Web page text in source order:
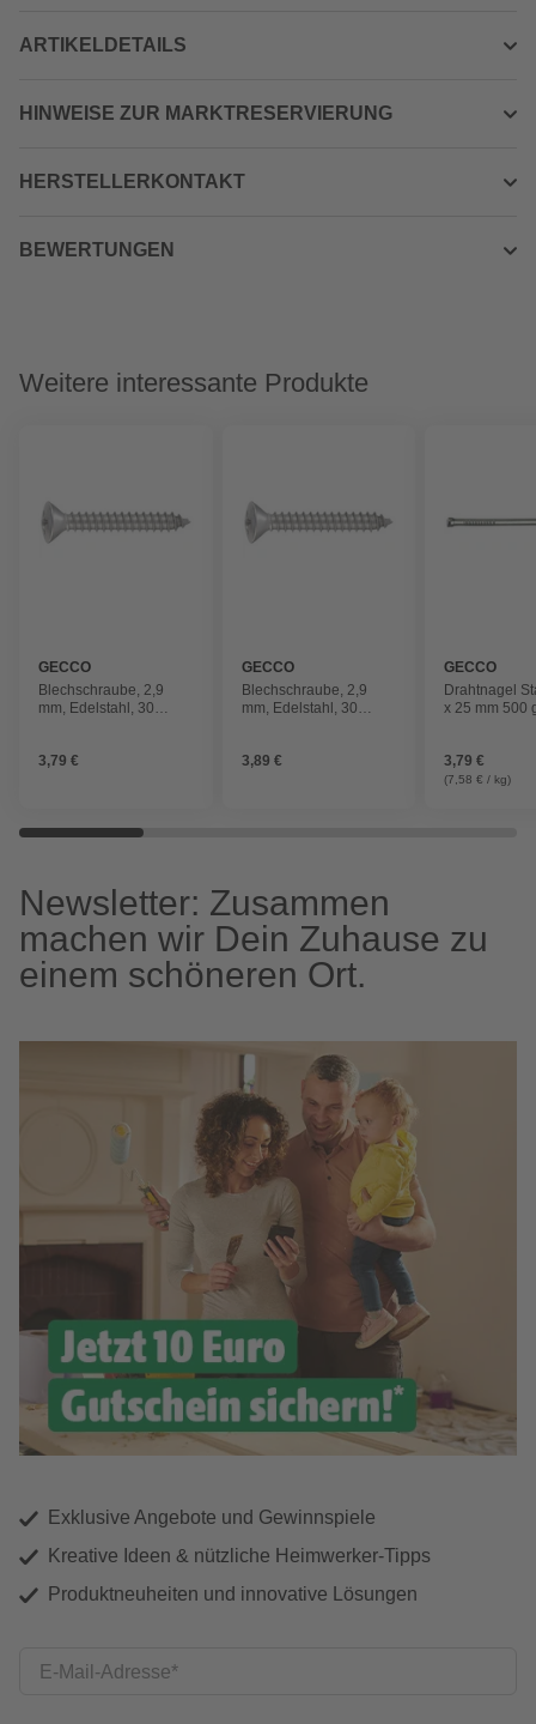
ARTIKELDETAILS
HINWEISE ZUR MARKTRESERVIERUNG
HERSTELLERKONTAKT
BEWERTUNGEN
Weitere interessante Produkte
GECCO
Blechschraube, 2,9
mm, Edelstahl, 30
3,79 €
GECCO
Blechschraube, 2,9
mm, Edelstahl, 30
3,89 €
GECCO
Drahtnagel
x 25 mm 500
3,79 €
(7,58 € / kg)
Newsletter: Zusammen
machen wir Dein Zuhause zu
einem schöneren Ort.
Exklusive Angebote und Gewinnspiele
Kreative Ideen & nützliche Heimwerker-Tipps
Produktneuheiten und innovative Lösungen
E-Mail-Adresse